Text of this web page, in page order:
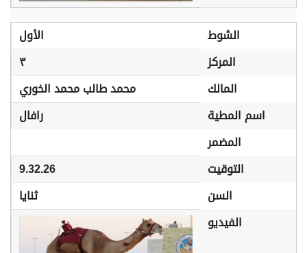
الشوط
الأول
المركز
٣
المالك
محمد طالب محمد الخوري
اسم المطية
رافال
المضمر
التوقيت
9.32.26
السن
ثنايا
الفيديو